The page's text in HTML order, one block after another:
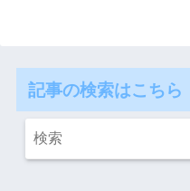
記事の検索はこちら